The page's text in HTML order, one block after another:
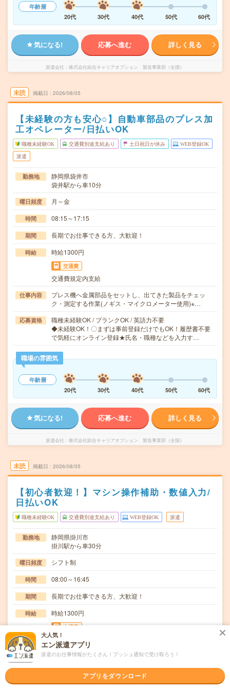
年齢層
20代
30代 40代 50代 60代
気になる! 応募へ進む 詳しく見る
派遣会社 株式会社綜合キャリアオプション 製造事業部（全国）
未読 掲載日 2026/08/05
【未経験の方も安心○】自動車部品のプレス加
工オペレーター/日払いOK
職種未経験OK 交通費別途支給あり 土日祝日が休み WEB登録OK
派遣
勤務地
静岡県袋井市
袋井駅から車10分
曜日頻度 月～金
時間 08:15～17:15
期間 長期でお仕事できる方、大歓迎！
時給 時給1300円
交通費
交通費規定内支給
仕事内容
プレス機へ金属部品をセットし、出てきた製品をチェッ
ク・測定する作業(ノギス・マイクロメーター使用)※…
応募資格
職種未経験OK / ブランクOK / 英語力不要
◆未経験OK！〇まずは事前登録だけでもOK！履歴書不要
で気軽にオンライン登録★氏名・職種などを入力す…
職場の雰囲気
年齢層
20代
30代 40代 50代 60代
気になる! 応募へ進む 詳しく見る
派遣会社 株式会社綜合キャリアオプション 製造事業部（全国）
未読 掲載日 2026/08/05
【初心者歓迎！】マシン操作補助・数値入力/
日払いOK
職種未経験OK 交通費別途支給あり WEB登録OK 派遣
勤務地
静岡県掛川市
掛川駅から車30分
曜日頻度 シフト制
時間 08:00～16:45
期間 長期でお仕事できる方、大歓迎！
時給 時給1300円
交通費
交通費規定内支給
仕事内容
不織布製造のオペレーター。マスクの布を作っている会
職種未経験OK / ブランクOK / 英語力不要
大人気！
エン派遣アプリ
派遣のお仕事情報がたくさん！プッシュ通知で受け取ろう！
アプリをダウンロード